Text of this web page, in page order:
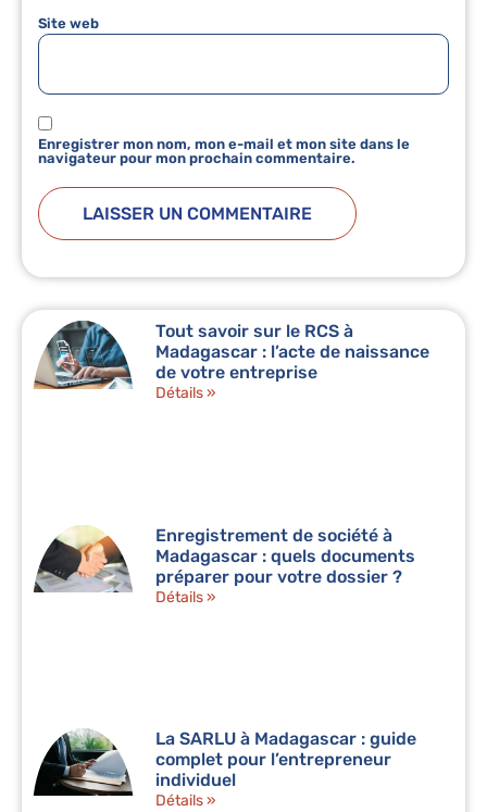
Site web
Enregistrer mon nom, mon e-mail et mon site dans le
navigateur pour mon prochain commentaire.
Tout savoir sur le RCS à
Madagascar : l’acte de naissance
de votre entreprise
Détails »
Enregistrement de société à
Madagascar : quels documents
préparer pour votre dossier ?
Détails »
La SARLU à Madagascar : guide
complet pour l’entrepreneur
individuel
Détails »